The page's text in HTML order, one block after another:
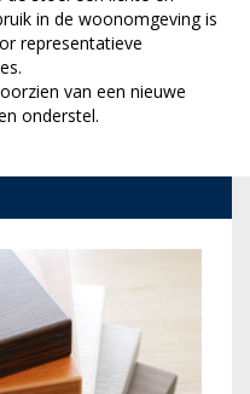
in de woonomgeving is
representatieve
van een nieuwe
onderstel.